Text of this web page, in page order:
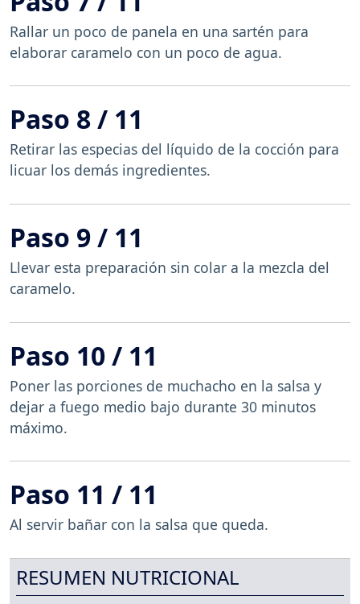
Rallar un poco de panela en una sartén para
elaborar caramelo con un poco de agua.
Paso 8 / 11
Retirar las especias del líquido de la cocción para
licuar los demás ingredientes.
Paso 9 / 11
Llevar esta preparación sin colar a la mezcla del
caramelo.
Paso 10 / 11
Poner las porciones de muchacho en la salsa y
dejar a fuego medio bajo durante 30 minutos
máximo.
Paso 11 / 11
Al servir bañar con la salsa que queda.
RESUMEN NUTRICIONAL